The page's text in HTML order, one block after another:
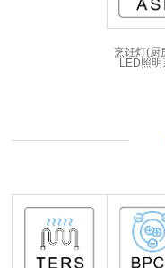
烹饪灯(厨
LED照明